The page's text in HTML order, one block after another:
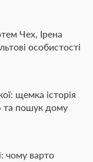
Чех, Ірена
особистості
щемка історія
та пошук дому
чому варто